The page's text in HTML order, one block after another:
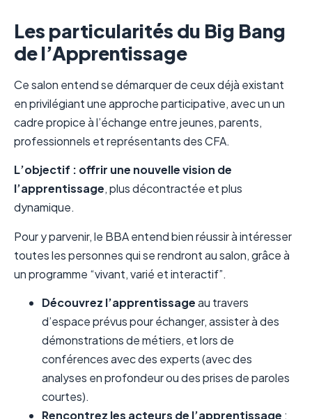
Les particularités du Big Bang
de l’Apprentissage
Ce salon entend se démarquer de ceux déjà existant
en privilégiant une approche participative, avec un un
cadre propice à l’échange entre jeunes, parents,
professionnels et représentants des CFA.
L’objectif : offrir une nouvelle vision de
l’apprentissage, plus décontractée et plus
dynamique.
Pour y parvenir, le BBA entend bien réussir à intéresser
toutes les personnes qui se rendront au salon, grâce à
un programme “vivant, varié et interactif”.
Découvrez l’apprentissageau travers
d’espace prévus pour échanger, assister à des
démonstrations de métiers, et lors de
conférences avec des experts (avec des
analyses en profondeur ou des prises de paroles
courtes).
Rencontrez les acteurs de l’apprentissage :